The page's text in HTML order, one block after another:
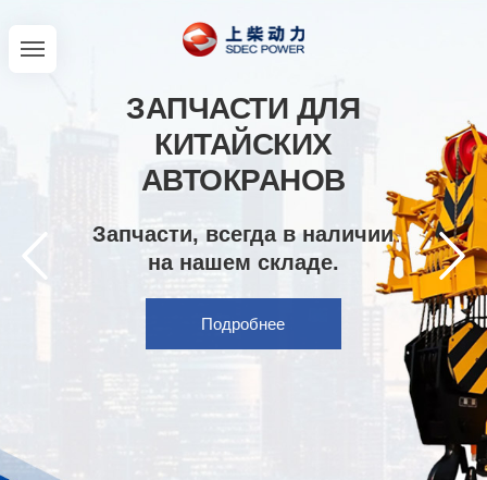
ЗАПЧАСТИ ДЛЯ
КИТАЙСКИХ
АВТОКРАНОВ
Запчасти, всегда в наличии
на нашем складе.
Подробнее